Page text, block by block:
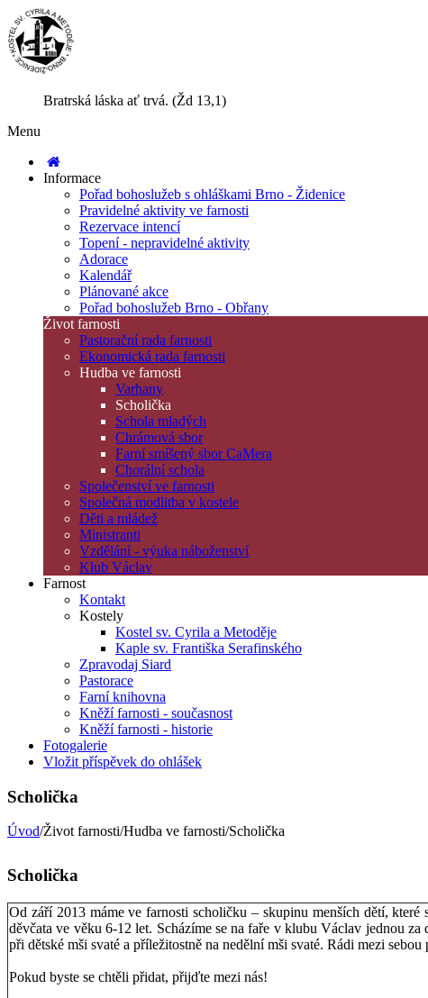
Bratrská láska ať trvá. (Žd 13,1)
Menu
Informace
Pořad bohoslužeb s ohláškami Brno - Židenice
Pravidelné aktivity ve farnosti
Rezervace intencí
Topení - nepravidelné aktivity
Adorace
Kalendář
Plánované akce
Pořad bohoslužeb Brno - Obřany
Život farnosti
Pastorační rada farnosti
Ekonomická rada farnosti
Hudba ve farnosti
Varhany
Scholička
Schola mladých
Chrámová sbor
Farní smíšený sbor CaMera
Chorální schola
Společenství ve farnosti
Společná modlitba v kostele
Děti a mládež
Ministranti
Vzdělání - výuka náboženství
Klub Václav
Farnost
Kontakt
Kostely
Kostel sv. Cyrila a Metoděje
Kaple sv. Františka Serafinského
Zpravodaj Siard
Pastorace
Farní knihovna
Kněží farnosti - současnost
Kněží farnosti - historie
Fotogalerie
Vložit příspěvek do ohlášek
Scholička
Úvod/Život farnosti/Hudba ve farnosti/Scholička
Scholička
Od září 2013 máme ve farnosti scholičku – skupinu menších dětí,
děvčata ve věku 6-12 let. Scházíme se na faře v klubu Václav jednou
při dětské mši svaté a příležitostně na nedělní mši svaté. Rádi mezi
Pokud byste se chtěli přidat, přijďte mezi nás!